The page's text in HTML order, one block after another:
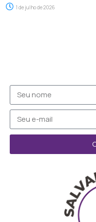
1 de julho de 2026